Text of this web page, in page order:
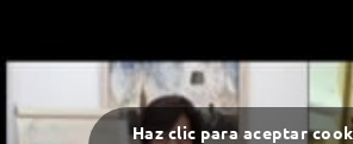
Haz clic para aceptar